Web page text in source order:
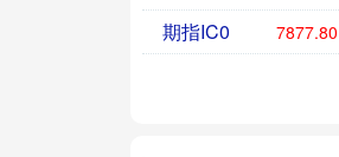
期指IC0 7877.80